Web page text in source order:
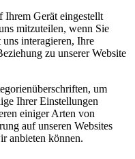
Ihrem Gerät eingestellt
mitzuteilen, wenn Sie
uns interagieren, Ihre
zu unserer Website
um
Ihrer Einstellungen
einiger Arten von
auf unseren Websites
anbieten können.